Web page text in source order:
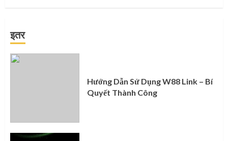
इतर
Hướng Dẫn Sử Dụng W88 Link – Bí
Quyết Thành Công